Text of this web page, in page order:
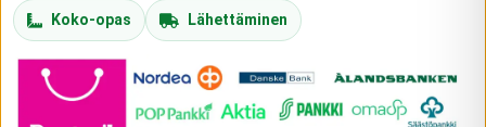
Koko-opas Lähettäminen